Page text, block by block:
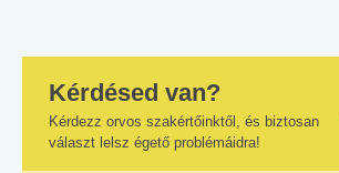
Kérdésed van?
Kérdezz orvos szakértőinktől, és biztosan
választ lelsz égető problémáidra!